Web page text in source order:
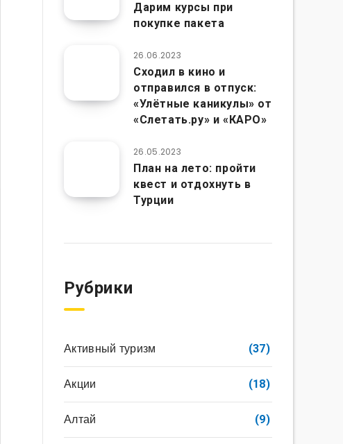
Дарим курсы при
покупке пакета
26.06.2023
Сходил в кино и
отправился в отпуск:
«Улётные каникулы» от
«Слетать.ру» и «КАРО»
26.05.2023
План на лето: пройти
квест и отдохнуть в
Турции
Рубрики
Активный туризм (37)
Акции (18)
Алтай (9)